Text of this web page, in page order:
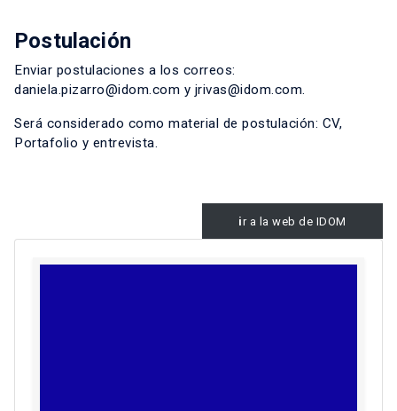
Postulación
Enviar postulaciones a los correos:
daniela.pizarro@idom.com y jrivas@idom.com.
Será considerado como material de postulación: CV,
Portafolio y entrevista.
ir a la web de IDOM